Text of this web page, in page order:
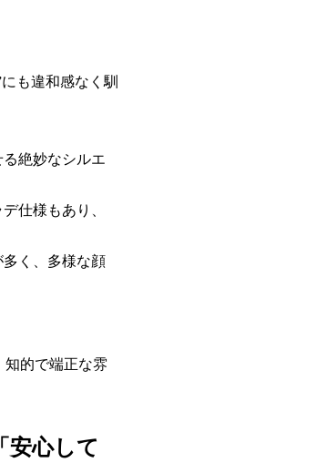
も違和感なく馴
絶妙なシルエ
仕様もあり、
く、多様な顔
知的で端正な雰
安心して